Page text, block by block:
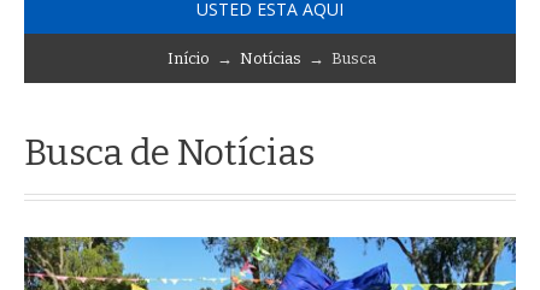
USTED ESTA AQUI
Início → Notícias → Busca
Busca de Notícias